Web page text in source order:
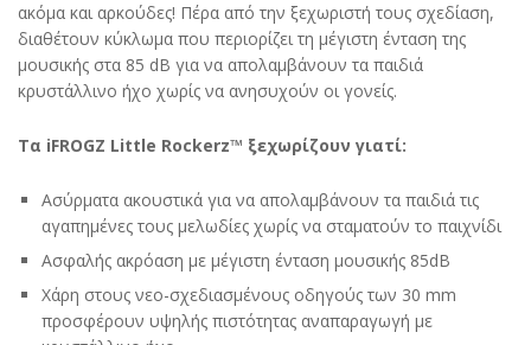
ακόμα και αρκούδες! Πέρα από την ξεχωριστή τους σχεδίαση,
διαθέτουν κύκλωμα που περιορίζει τη μέγιστη ένταση της
μουσικής στα 85 dB για να απολαμβάνουν τα παιδιά
κρυστάλλινο ήχο χωρίς να ανησυχούν οι γονείς.
Τα iFROGZ Little Rockerz™ ξεχωρίζουν γιατί:
Ασύρματα ακουστικά για να απολαμβάνουν τα παιδιά τις
αγαπημένες τους μελωδίες χωρίς να σταματούν το παιχνίδι
Ασφαλής ακρόαση με μέγιστη ένταση μουσικής 85dB
Χάρη στους νεο-σχεδιασμένους οδηγούς των 30 mm
προσφέρουν υψηλής πιστότητας αναπαραγωγή με